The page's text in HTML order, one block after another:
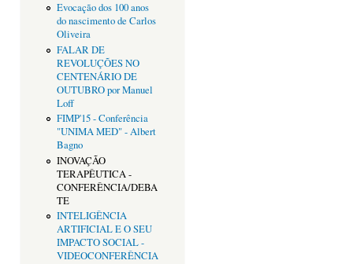
Evocação dos 100 anos
do nascimento de Carlos
Oliveira
FALAR DE
REVOLUÇÕES NO
CENTENÁRIO DE
OUTUBRO por Manuel
Loff
FIMP'15 - Conferência
"UNIMA MED" - Albert
Bagno
INOVAÇÃO
TERAPÊUTICA -
CONFERÊNCIA/DEBA
TE
INTELIGÊNCIA
ARTIFICIAL E O SEU
IMPACTO SOCIAL -
VIDEOCONFERÊNCIA